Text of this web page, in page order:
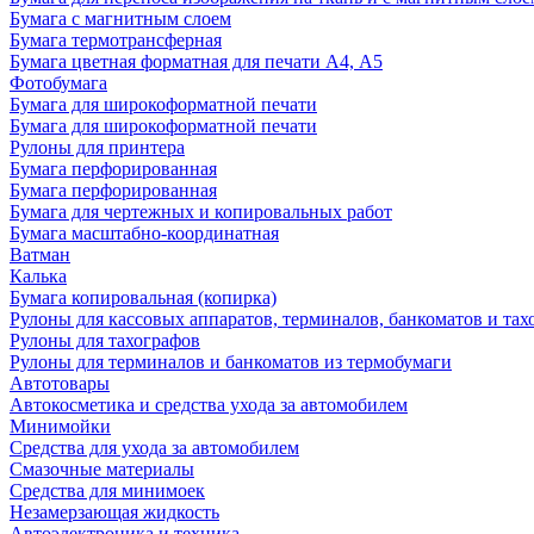
Бумага с магнитным слоем
Бумага термотрансферная
Бумага цветная форматная для печати А4, А5
Фотобумага
Бумага для широкоформатной печати
Бумага для широкоформатной печати
Рулоны для принтера
Бумага перфорированная
Бумага перфорированная
Бумага для чертежных и копировальных работ
Бумага масштабно-координатная
Ватман
Калька
Бумага копировальная (копирка)
Рулоны для кассовых аппаратов, терминалов, банкоматов и
Рулоны для тахографов
Рулоны для терминалов и банкоматов из термобумаги
Автотовары
Автокосметика и средства ухода за автомобилем
Минимойки
Средства для ухода за автомобилем
Смазочные материалы
Средства для минимоек
Незамерзающая жидкость